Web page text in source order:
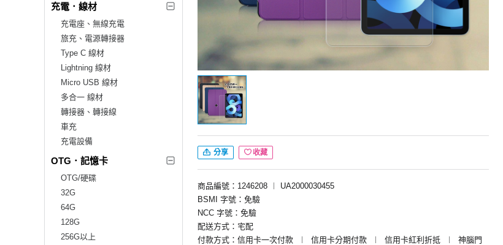
充電．線材
充電座、無線充電
旅充、電源轉接器
Type C 線材
Lightning 線材
Micro USB 線材
多合一 線材
轉接器、轉接線
車充
充電設備
OTG．記憶卡
OTG/硬碟
32G
64G
128G
256G以上
分享 收藏
商品編號：1246208 ︱
UA2000030455
BSMI 字號：免驗
NCC 字號：免驗
配送方式：宅配
付款方式：信用卡一次付款
︱ 信用卡分期付款 ︱ 信用卡紅利折抵 ︱
神腦門